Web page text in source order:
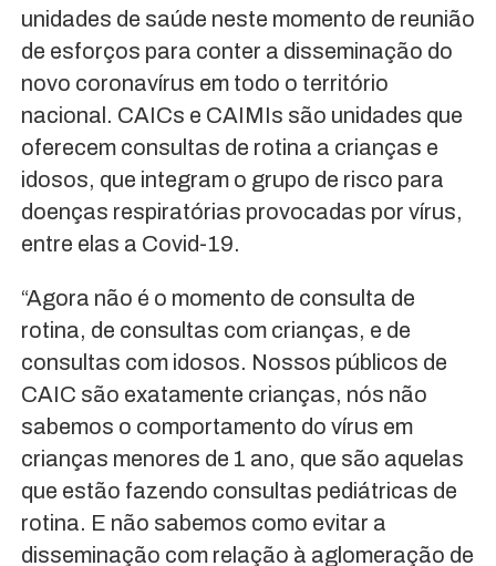
unidades de saúde neste momento de reunião
de esforços para conter a disseminação do
novo coronavírus em todo o território
nacional. CAICs e CAIMIs são unidades que
oferecem consultas de rotina a crianças e
idosos, que integram o grupo de risco para
doenças respiratórias provocadas por vírus,
entre elas a Covid-19.
“Agora não é o momento de consulta de
rotina, de consultas com crianças, e de
consultas com idosos. Nossos públicos de
CAIC são exatamente crianças, nós não
sabemos o comportamento do vírus em
crianças menores de 1 ano, que são aquelas
que estão fazendo consultas pediátricas de
rotina. E não sabemos como evitar a
disseminação com relação à aglomeração de